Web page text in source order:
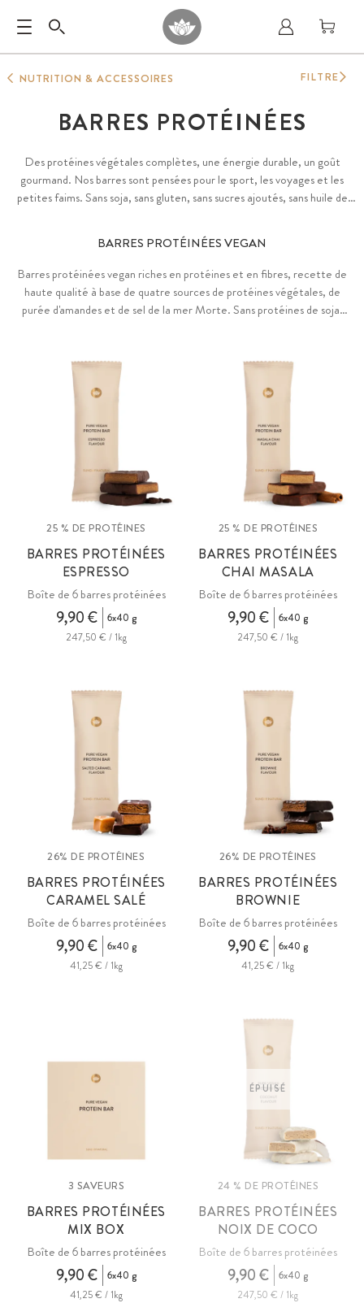
NUTRITION & ACCESSOIRES
BARRES PROTÉINÉES
Des protéines végétales complètes, une énergie durable, un goût
gourmand. Nos barres sont pensées pour le sport, les voyages et les
petites faims. Sans soja, sans gluten, sans sucres ajoutés, sans huile de
BARRES PROTÉINÉES VEGAN
Barres protéinées vegan riches en protéines et en fibres, recette de
haute qualité à base de quatre sources de protéines végétales, de
purée d'amandes et de sel de la mer Morte. Sans protéines de soja,
dans trois saveurs délicieuses ou sous forme de boîte mixte pratique.
25 % DE PROTÉINES
BARRES PROTÉINÉES
ESPRESSO
Boîte de 6 barres protéinées
9,90 €
6x40 g
247,50 € / 1kg
25 % DE PROTÉINES
BARRES PROTÉINÉES
CHAI MASALA
Boîte de 6 barres protéinées
9,90 €
6x40 g
247,50 € / 1kg
26% DE PROTÉINES
BARRES PROTÉINÉES
CARAMEL SALÉ
Boîte de 6 barres protéinées
9,90 €
6x40 g
41,25 € / 1kg
26% DE PROTÉINES
BARRES PROTÉINÉES
BROWNIE
Boîte de 6 barres protéinées
9,90 €
6x40 g
41,25 € / 1kg
3 SAVEURS
BARRES PROTÉINÉES
MIX BOX
Boîte de 6 barres protéinées
9,90 €
6x40 g
41,25 € / 1kg
ÉPUISÉ
24 % DE PROTÉINES
BARRES PROTÉINÉES
NOIX DE COCO
Boîte de 6 barres protéinées
9,90 €
6x40 g
247,50 € / 1kg
FILTRE